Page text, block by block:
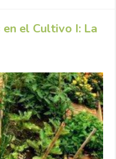
el Cultivo I: La